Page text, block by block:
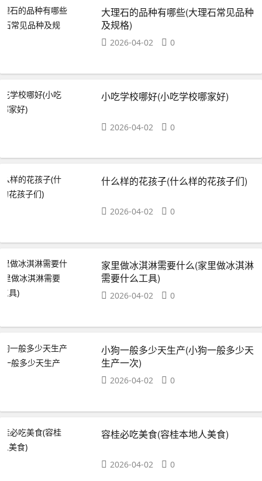
大理石的品种有哪些(大理石常见品种
及规格)
2026-04-02 0
小吃学校哪好(小吃学校哪家好)
2026-04-02 0
什么样的花孩子(什么样的花孩子们)
2026-04-02 0
家里做冰淇淋需要什么(家里做冰淇淋
需要什么工具)
2026-04-02 0
小狗一般多少天生产(小狗一般多少天
生产一次)
2026-04-02 0
容桂必吃美食(容桂本地人美食)
2026-04-02 0